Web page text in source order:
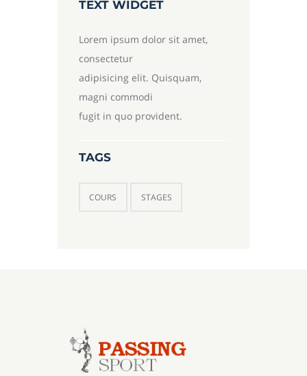
TEXT WIDGET
Lorem ipsum dolor sit amet,
consectetur
adipisicing elit. Quisquam,
magni commodi
fugit in quo provident.
TAGS
COURS STAGES